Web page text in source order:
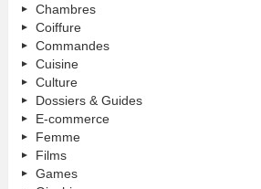
Chambres
Coiffure
Commandes
Cuisine
Culture
Dossiers & Guides
E-commerce
Femme
Films
Games